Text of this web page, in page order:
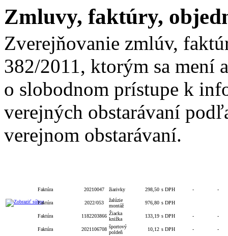
Zmluvy, faktúry,
Zverejňovanie zmlúv,
382/2011, ktorým sa mení
o slobodnom prístupe k
verejných obstarávaní
verejnom obstarávaní.
Faktúra
20210047 žiarivky 298,50 s DPH - -
Faktúra 2022/053
žalúzie
montáž
976,80 s DPH
Faktúra 1182203866 Žiacka
knižka
133,19 s DPH - -
Faktúra 2021106708 športový
poldeň
10,12 s DPH - -